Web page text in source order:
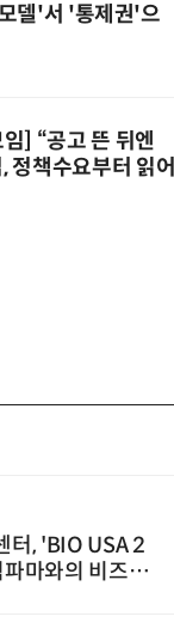
델'서 '통제권'으
] “공고 뜬 뒤엔
책수요부터 읽어
USA 2
비즈니